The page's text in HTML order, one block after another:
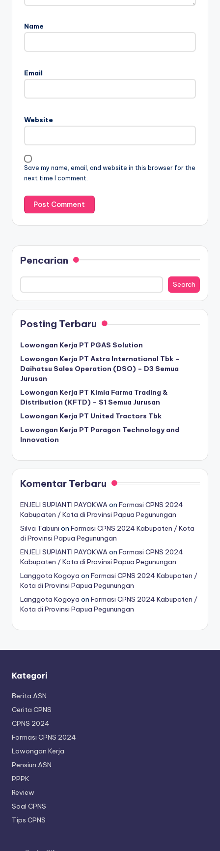
Name
Email
Website
Save my name, email, and website in this browser for the
next time I comment.
Pencarian
Search
Posting Terbaru
Lowongan Kerja PT PGAS Solution
Lowongan Kerja PT Astra International Tbk –
Daihatsu Sales Operation (DSO) – D3 Semua
Jurusan
Lowongan Kerja PT Kimia Farma Trading &
Distribution (KFTD) – S1 Semua Jurusan
Lowongan Kerja PT United Tractors Tbk
Lowongan Kerja PT Paragon Technology and
Innovation
Komentar Terbaru
ENJELI SUPIANTI PAYOKWAon Formasi CPNS 2024
Kabupaten / Kota di Provinsi Papua Pegunungan
Silva Tabuni on Formasi CPNS 2024 Kabupaten / Kota
di Provinsi Papua Pegunungan
ENJELI SUPIANTI PAYOKWAon Formasi CPNS 2024
Kabupaten / Kota di Provinsi Papua Pegunungan
Langgota Kogoya on Formasi CPNS 2024 Kabupaten /
Kota di Provinsi Papua Pegunungan
Langgota Kogoya on Formasi CPNS 2024 Kabupaten /
Kota di Provinsi Papua Pegunungan
Kategori
Berita ASN
Cerita CPNS
CPNS 2024
Formasi CPNS 2024
Lowongan Kerja
Pensiun ASN
PPPK
Review
Soal CPNS
Tips CPNS